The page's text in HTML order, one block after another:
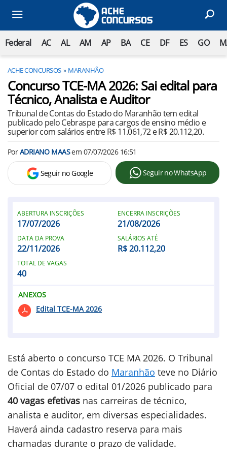
Federal AC AL AM AP BA CE DF ES GO
ACHE CONCURSOS MARANHÃO
Concurso TCE-MA 2026: Sai edital para
Técnico, Analista e Auditor
Tribunal de Contas do Estado do Maranhão tem edital
publicado pelo Cebraspe para cargos de ensino médio e
superior com salários entre R$ 11.061,72 e R$ 20.112,20.
PorADRIANO MAASem 07/07/2026 16:51
Seguir no Google Seguir no WhatsApp
Está aberto o concurso TCE MA 2026. O Tribunal
de Contas do Estado do Maranhão teve no Diário
Oficial de 07/07 o edital 01/2026 publicado para
40 vagas efetivas nas carreiras de técnico,
analista e auditor, em diversas especialidades.
Haverá ainda cadastro reserva para mais
chamadas durante o prazo de validade.
ABERTURA INSCRIÇÕES
17/07/2026
ENCERRA INSCRIÇÕES
21/08/2026
DATA DA PROVA
22/11/2026
SALÁRIOS ATÉ
R$ 20.112,20
TOTAL DE VAGAS
40
ANEXOS
Edital TCE-MA 2026